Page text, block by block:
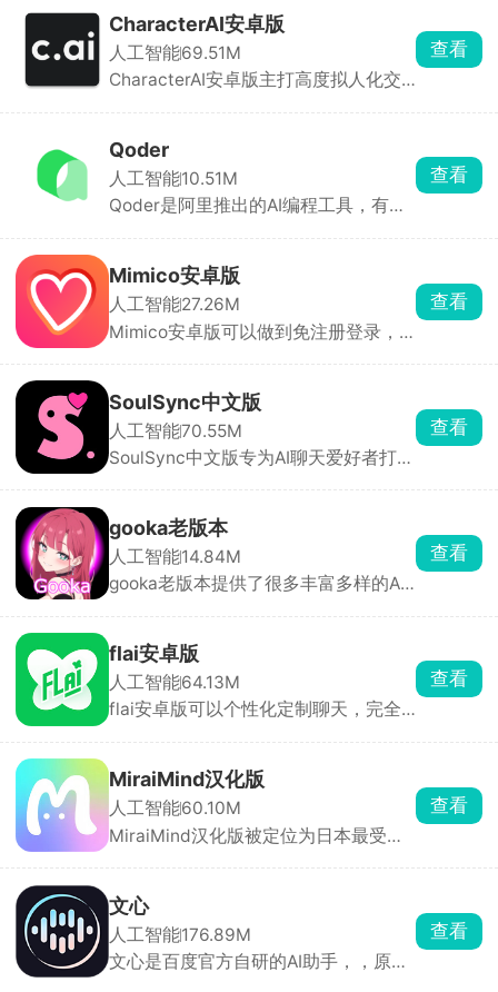
CharacterAI安卓版
人工智能69.51M
CharacterAI安卓版主打高度拟人化交
实时对话，它们能听懂你的语音、记住
你的喜好，聊起来像老朋友一样自然。
平台也支持用户自定义角色，打造你的
专属智能体。
查看
Qoder
人工智能10.51M
Qoder是阿里推出的AI编程工具，有电
复杂任务可交给 AI 自主跑，中途要你
确认关键步骤。哪个在跑、等审批、已
完成，一目了然。
查看
Mimico安卓版
人工智能27.26M
Mimico安卓版可以做到免注册登录，
面，你可以浏览其他用户创建的虚拟形
象，按性别筛选，找到心仪的角色直接
开聊。不满意也没关系，自己动手创建
独一无二的AI角色，打造专属虚拟伴
查看
SoulSync中文版
人工智能70.55M
SoulSync中文版专为AI聊天爱好者打
库中挑选或自创专属虚拟恋人，设定其
性格、背景故事与对话风格。
SoulSync还有记忆增强功能，AI会记住
你们的对话历史和重要信息，无论是日
查看
gooka老版本
人工智能14.84M
gooka老版本提供了很多丰富多样的AI
独特背景与主线故事，扮演不同主角与
AI展开对话，随机互动解锁精彩情节，
剧情自由发展无任何限制。AI伙伴还会
记录聊天习惯，打造越来越贴合你的互
查看
flai安卓版
人工智能64.13M
flai安卓版可以个性化定制聊天，完全
丰富模板库，快速生成专属虚拟形象。
除了私人定制，软件也提供已经设定好
的角色，支持按热度、更新时间、发声
类型等维度筛选，也能通过关键词或
查看
MiraiMind汉化版
人工智能60.10M
MiraiMind汉化版被定位为日本最受欢
多种不同性格的AI角色可供自由选择，
无论高冷、热情还是温柔，每一位都拥
有独立的背景故事与独特人格。玩家还
可亲手创造专属虚拟角色，自由设定外
查看
文心
人工智能176.89M
文心是百度官方自研的AI助手，，原来
查看